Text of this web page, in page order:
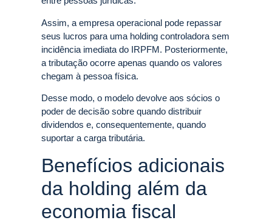
Assim, a empresa operacional pode repassar
seus lucros para uma holding controladora sem
incidência imediata do IRPFM. Posteriormente,
a tributação ocorre apenas quando os valores
chegam à pessoa física.
Desse modo, o modelo devolve aos sócios o
poder de decisão sobre quando distribuir
dividendos e, consequentemente, quando
suportar a carga tributária.
Benefícios adicionais
da holding além da
economia fiscal